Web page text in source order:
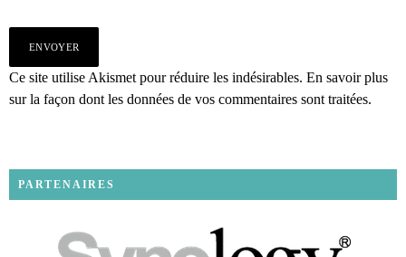
Ce site utilise Akismet pour réduire les indésirables. En savoir plus
sur la façon dont les données de vos commentaires sont traitées.
PARTENAIRES